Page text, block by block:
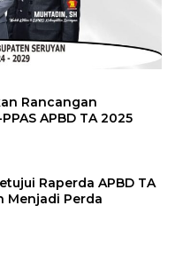
Rancangan
APBD TA 2025
Raperda APBD TA
Menjadi Perda